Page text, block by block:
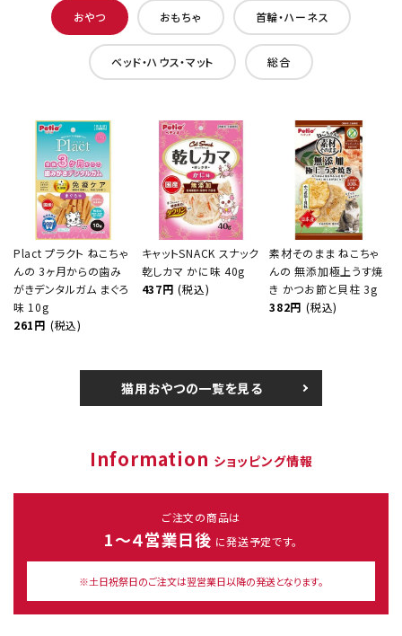
おやつ おもちゃ 首輪・ハーネス
ベッド・ハウス・マット 総合
Plact プラクト ねこちゃ
んの 3ヶ月からの歯み
がきデンタルガム まぐろ
味 10g
261円 (税込)
キャットSNACK スナック
乾しカマ かに味 40g
437円 (税込)
素材そのまま ねこちゃ
んの 無添加極上うす焼
き かつお節と貝柱 3g
382円 (税込)
猫用おやつの一覧を見る
Information ショッピング情報
ご注文の商品は
1～４営業日後 に発送予定です。
※土日祝祭日のご注文は翌営業日以降の発送となります。